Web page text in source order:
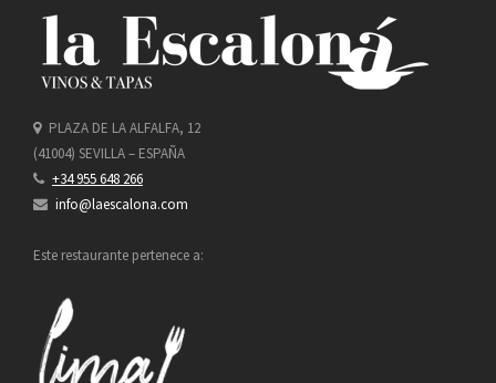
PLAZA DE LA ALFALFA, 12
(41004) SEVILLA – ESPAÑA
+34 955 648 266
info@laescalona.com
Este restaurante pertenece a: